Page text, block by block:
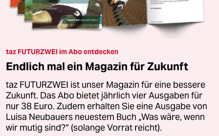
taz FUTURZWEI im Abo entdecken
Endlich mal ein Magazin für Zukunft
taz FUTURZWEI ist unser Magazin für eine bessere
Zukunft. Das Abo bietet jährlich vier Ausgaben für
nur 38 Euro. Zudem erhalten Sie eine Ausgabe von
Luisa Neubauers neuestem Buch „Was wäre, wenn
wir mutig sind?“ (solange Vorrat reicht).